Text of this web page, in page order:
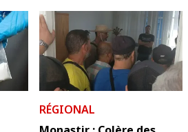
RÉGIONAL